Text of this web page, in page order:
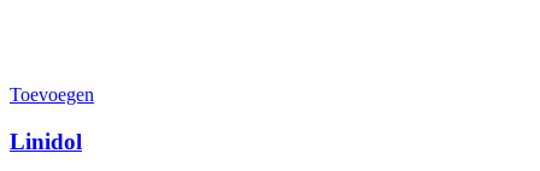
Toevoegen
Linidol